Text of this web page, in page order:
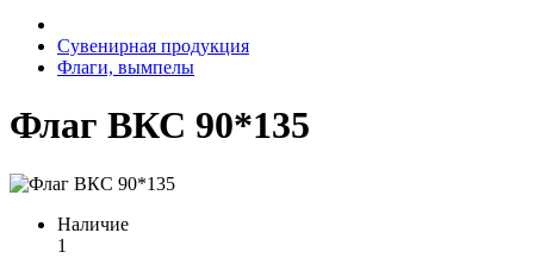
Сувенирная продукция
Флаги, вымпелы
Флаг ВКС 90*135
Наличие
1